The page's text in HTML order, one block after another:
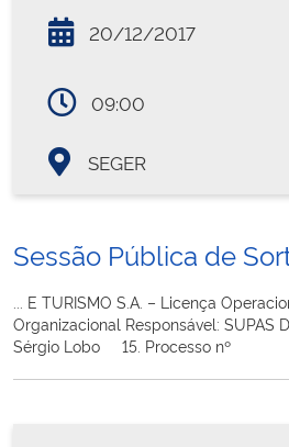
20/12/2017
09:00
SEGER
Sessão Pública de
... E TURISMO S.A. – Licença
Organizacional Responsável: SUPAS
Sérgio Lobo 15. Processo nº